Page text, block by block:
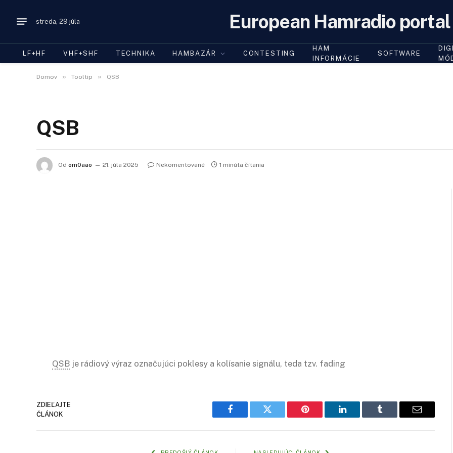
streda, 29 júla European Hamradio portal
LF+HF VHF+SHF TECHNIKA HAMBAZÁR CONTESTING
HAM
INFORMÁCIE
SOFTWARE
Domov » Tooltip » QSB
QSB
Od om0aao 21. júla 2025 Nekomentované 1 minúta čítania
QSB je rádiový výraz označujúci poklesy a kolísanie signálu, teda tzv. fading
ZDIEĽAJTE
ČLÁNOK
Facebook Twitter Pinterest LinkedIn Tumblr Email